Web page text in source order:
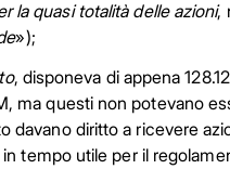
la quasi totalità delle azioni,
»);
, disponeva di appena
ma questi non potevano
davano diritto a ricevere
tempo utile per il